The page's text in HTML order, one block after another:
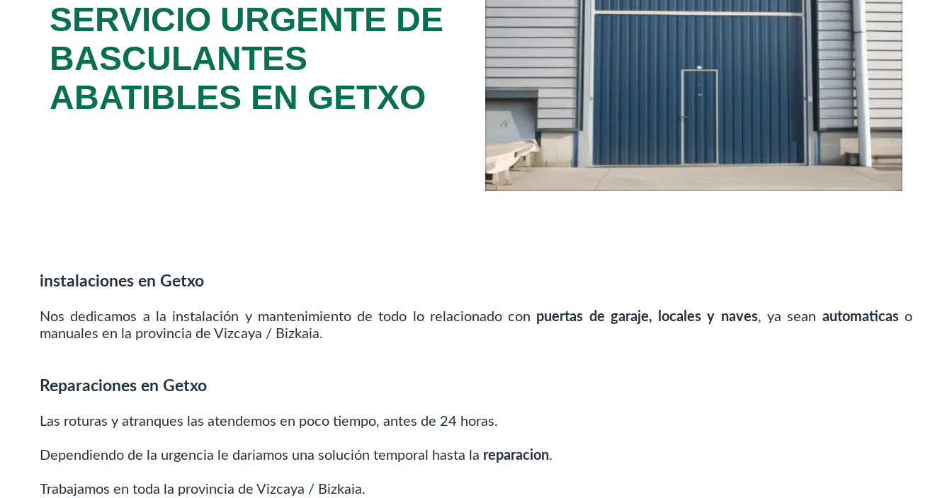
SERVICIO URGENTE DE
BASCULANTES
ABATIBLES EN GETXO
instalaciones en Getxo
Nos dedicamos a la instalación y mantenimiento de todo lo relacionado con puertas de garaje, locales y naves, ya sean automaticaso
manuales en la provincia de Vizcaya / Bizkaia.
Reparaciones en Getxo
Las roturas y atranques las atendemos en poco tiempo, antes de 24 horas.
Dependiendo de la urgencia le dariamos una solución temporal hasta la reparacion.
Trabajamos en toda la provincia de Vizcaya / Bizkaia.